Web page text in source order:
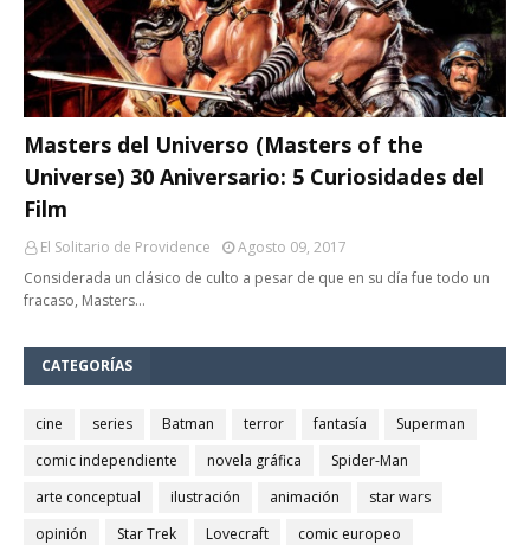
Masters del Universo (Masters of the
Universe) 30 Aniversario: 5 Curiosidades del
Film
El Solitario de Providence
Agosto 09, 2017
Considerada un clásico de culto a pesar de que en su día fue todo un
fracaso, Masters…
CATEGORÍAS
cine series Batman terror fantasía
Superman
comic independiente
novela gráfica
Spider-Man
arte conceptual
ilustración animación
star wars
opinión
Star Trek Lovecraft comic europeo